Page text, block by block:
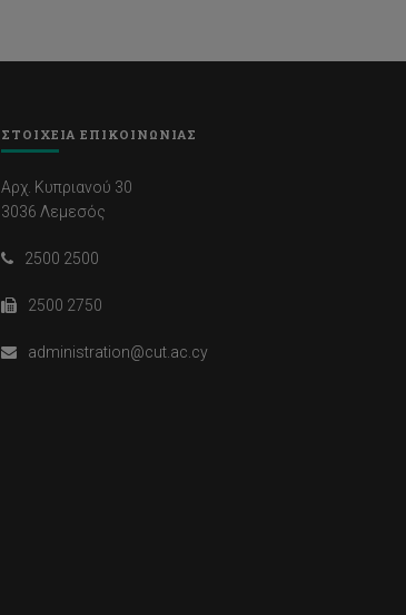
ΣΤΟΙΧΕΙΑ ΕΠΙΚΟΙΝΩΝΙΑΣ
Αρχ. Κυπριανού 30
3036 Λεμεσός
2500 2500
2500 2750
administration@cut.ac.cy